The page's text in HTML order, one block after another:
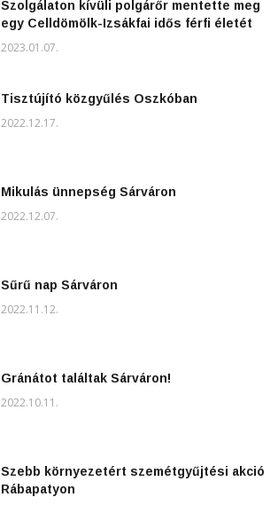
Szolgálaton kívüli polgárőr mentette meg
egy Celldömölk-Izsákfai idős férfi életét
2023.01.07.
Tisztújító közgyűlés Oszkóban
2022.12.17.
Mikulás ünnepség Sárváron
2022.12.07.
Sűrű nap Sárváron
2022.11.12.
Gránátot találtak Sárváron!
2022.10.11.
Szebb környezetért szemétgyűjtési akció
Rábapatyon